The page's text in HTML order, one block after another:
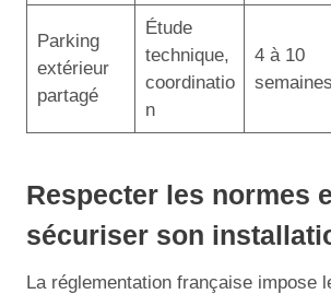
Parking
extérieur
partagé
Étude
technique,
coordinatio
n
4 à 10
semaines
Respecter les normes
sécuriser son
La réglementation française impose